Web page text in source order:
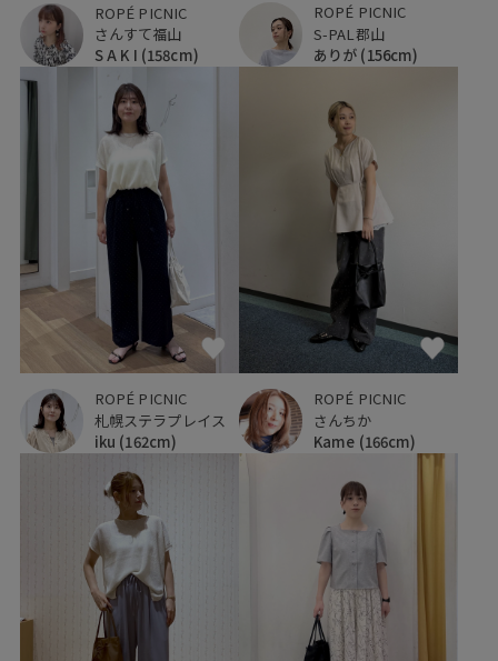
ROPÉ PICNIC
さんすて福山
S A K I (158cm)
ROPÉ PICNIC
S-PAL郡山
ありが (156cm)
ROPÉ PICNIC
札幌ステラプレイス
iku (162cm)
ROPÉ PICNIC
さんちか
Kame (166cm)